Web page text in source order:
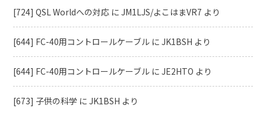
[724] QSL Worldへの対応 にJM1LJS/よこはまVR7 より
[644] FC-40用コントロールケーブル にJK1BSH より
[644] FC-40用コントロールケーブル にJE2HTO より
[673] 子供の科学 にJK1BSH より